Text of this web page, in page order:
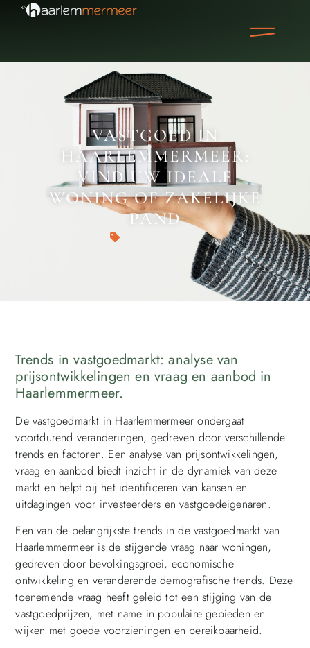
VASTGOED IN
HAARLEMMERMEER:
VIND UW IDEALE
WONING OF ZAKELIJKE
PAND
Januari 11, 2024
Trends in vastgoedmarkt: analyse van
prijsontwikkelingen en vraag en aanbod in
Haarlemmermeer.
De vastgoedmarkt in Haarlemmermeer ondergaat
voortdurend veranderingen, gedreven door verschillende
trends en factoren. Een analyse van prijsontwikkelingen,
vraag en aanbod biedt inzicht in de dynamiek van deze
markt en helpt bij het identificeren van kansen en
uitdagingen voor investeerders en vastgoedeigenaren.
Een van de belangrijkste trends in de vastgoedmarkt van
Haarlemmermeer is de stijgende vraag naar woningen,
gedreven door bevolkingsgroei, economische
ontwikkeling en veranderende demografische trends. Deze
toenemende vraag heeft geleid tot een stijging van de
vastgoedprijzen, met name in populaire gebieden en
wijken met goede voorzieningen en bereikbaarheid.